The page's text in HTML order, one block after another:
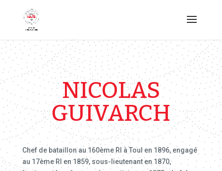
NICOLAS
GUIVARCH
Chef de bataillon au 160ème RI à Toul en 1896, engagé
au 17ème RI en 1859, sous-lieutenant en 1870,